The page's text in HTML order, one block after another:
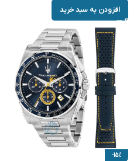
افزودن به سبد خرید
-15%